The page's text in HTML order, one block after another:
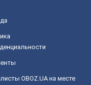
OBOZ.UA на месте